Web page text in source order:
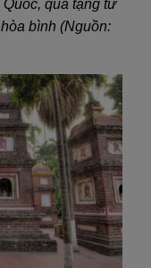
quà tặng từ
bình (Nguồn: